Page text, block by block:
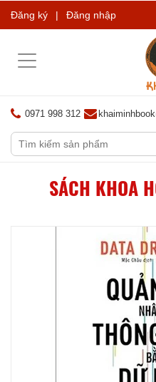
Đăng ký | Đăng nhập
Toggle
0971 998 312
SÁCH KHOA